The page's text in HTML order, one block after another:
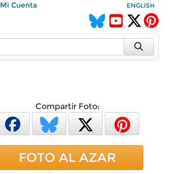
Mi Cuenta ENGLISH
Compartir Foto:
FOTO AL AZAR